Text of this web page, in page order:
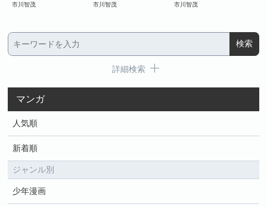
市川智茂 市川智茂 市川智茂
詳細検索
マンガ
人気順
新着順
ジャンル別
少年漫画